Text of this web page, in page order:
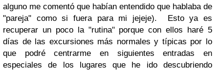
alguno me comentó que habían entendido que hablaba de
"pareja" como si fuera para mi jejeje). Esto ya es
recuperar un poco la "rutina" porque con ellos haré 5
días de las excursiones más normales y típicas por lo
que podré centrarme en siguientes entradas en
especiales de los lugares que he ido descubriendo